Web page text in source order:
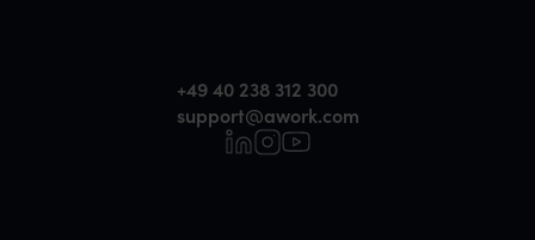
+49 40 238 312 300
support@awork.com